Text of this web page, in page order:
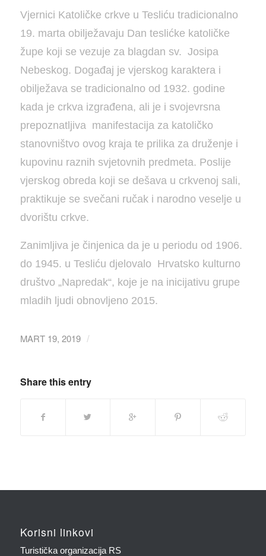
Vjernici Katoličke crkve u Tesliću tradicionalno
19. marta obilježavaju Dan teslićke katoličke
župe koji se vezuje za blagdan sv. Josipa
Nebeskog. Događaj je vjerskog karaktera i
obilježava se tradicionalno od 1932. godine
kada je crkva izgrađena, ali je i svojevrsna
prepoznatljiva manifestacija za katoličko
stanovništvo ovog kraja te prilika za druženje i
kupovinu raznih svjetovnih predmeta. Poslije
vjerskog obreda koji se dešava u crkvenoj sali,
praktikuje se svečani ručak i narodno veselje u
dvorištu crkve.
Zanimljiva je činjenica da je u periodu od 1906.
do 1945. u Tesliću djelovalo Hrvatsko kulturno
društvo „Napredak“, koje je na inicijativu grupe
mladih ljudi obnovljeno 2015.
MART 19, 2019 /
Share this entry
Korisni linkovi
Turistička organizacija RS